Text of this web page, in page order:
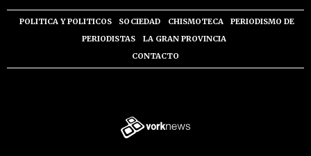
POLITICA Y POLITICOS SOCIEDAD CHISMOTECA
PERIODISMO DE
PERIODISTAS
LA GRAN PROVINCIA
CONTACTO